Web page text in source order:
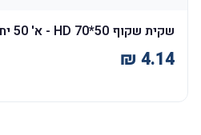
שקית שקוף 50*70 HD - א' 50 יח'